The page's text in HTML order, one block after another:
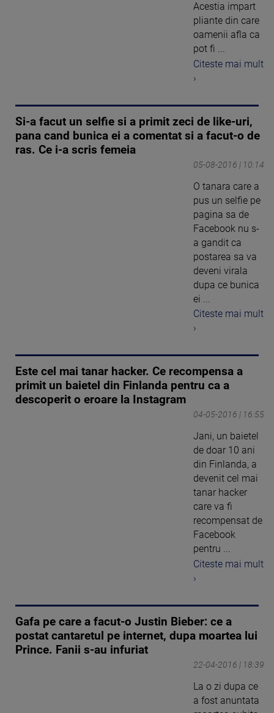
Acestia impart
pliante din care
oamenii afla ca
pot fi ...
Citeste mai mult
›
Si-a facut un selfie si a primit zeci de like-uri,
pana cand bunica ei a comentat si a facut-o de
ras. Ce i-a scris femeia
05-08-2016 | 10:14
O tanara care a
pus un selfie pe
pagina sa de
Facebook nu s-
a gandit ca
postarea sa va
deveni virala
dupa ce bunica
ei ...
Citeste mai mult
›
Este cel mai tanar hacker. Ce recompensa a
primit un baietel din Finlanda pentru ca a
descoperit o eroare la Instagram
04-05-2016 | 16:55
Jani, un baietel
de doar 10 ani
din Finlanda, a
devenit cel mai
tanar hacker
care va fi
recompensat de
Facebook
pentru ...
Citeste mai mult
›
Gafa pe care a facut-o Justin Bieber: ce a
postat cantaretul pe internet, dupa moartea lui
Prince. Fanii s-au infuriat
22-04-2016 | 18:39
La o zi dupa ce
a fost anuntata